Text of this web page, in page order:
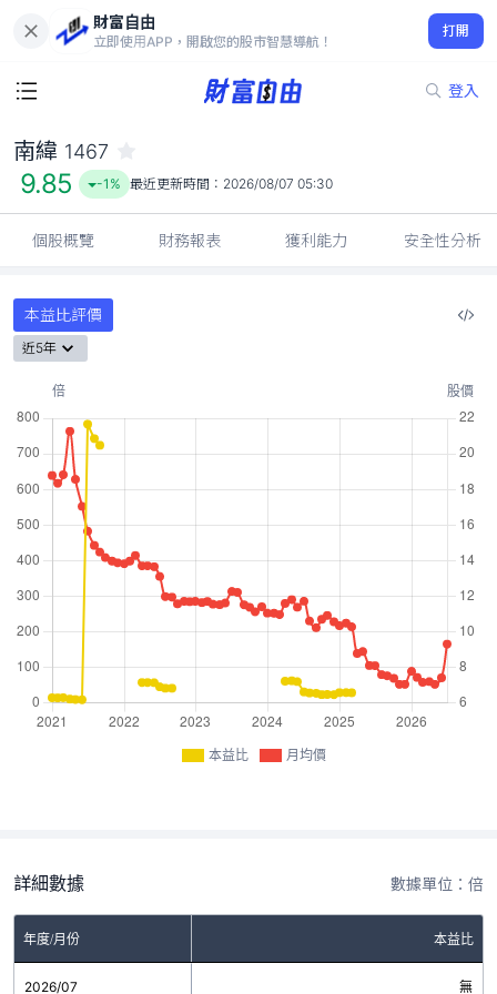
財富自由
立即使用APP，開啟您的股市智慧導航！
打開
登入
9.85
-1%
南緯 1467
9.85 -1% 最近更新時間： 2026/08/07 05:30
個股概覽 財務報表 獲利能力 安全性分析
本益比評價
近5年
本益比 月均價
詳細數據 數據單位：倍
年度/月份 本益比
2026/07 無